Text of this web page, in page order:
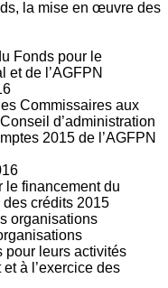
la mise en œuvre des
Fonds pour le
et de l’AGFPN
Commissaires aux
d’administration
2015 de l’AGFPN
le financement du
crédits 2015
organisations
pour leurs activités
à l’exercice des